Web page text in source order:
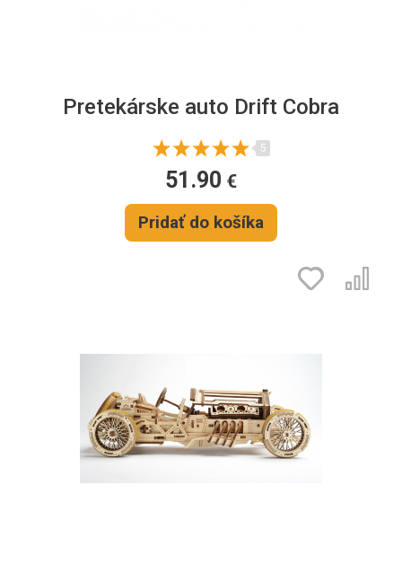
Pretekárske auto Drift Cobra
5
51.90 €
Pridať do košíka